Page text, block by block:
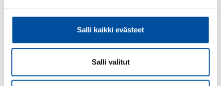
Salli kaikki evästeet
Salli valitut
12.00
12.30
Musiikki hoitotyön välineenä
12.30–
Perustason ensihoitaja